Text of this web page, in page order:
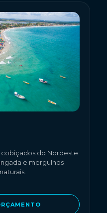
cobiçados do Nordeste.
e mergulhos